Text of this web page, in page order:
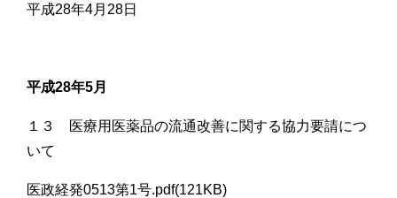
平成28年4月28日
平成28年5月
１３ 医療用医薬品の流通改善に関する協力要請につ
いて
医政経発0513第1号.pdf(121KB)